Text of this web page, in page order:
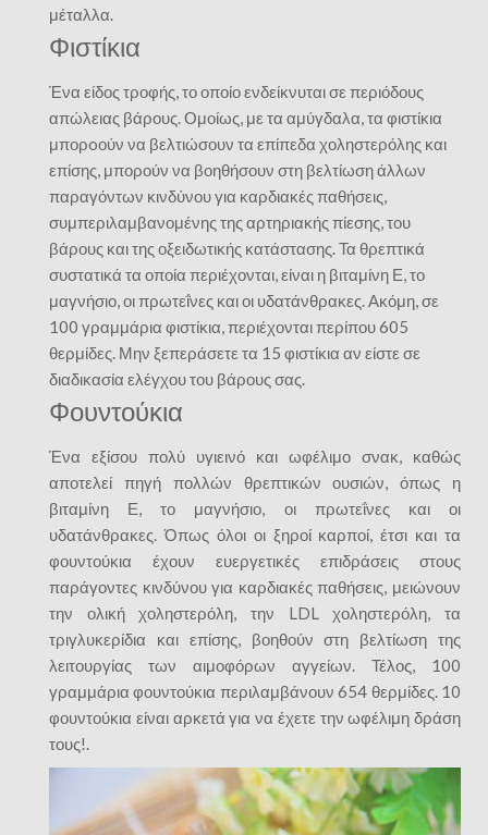
μέταλλα.
Φιστίκια
Ένα είδος τροφής, το οποίο ενδείκνυται σε περιόδους
απώλειας βάρους. Ομοίως, με τα αμύγδαλα, τα φιστίκια
μπορoούν να βελτιώσουν τα επίπεδα χοληστερόλης και
επίσης, μπορούν να βοηθήσουν στη βελτίωση άλλων
παραγόντων κινδύνου για καρδιακές παθήσεις,
συμπεριλαμβανομένης της αρτηριακής πίεσης, του
βάρους και της οξειδωτικής κατάστασης. Τα θρεπτικά
συστατικά τα οποία περιέχονται, είναι η βιταμίνη Ε, το
μαγνήσιο, οι πρωτεΐνες και οι υδατάνθρακες. Ακόμη, σε
100 γραμμάρια φιστίκια, περιέχονται περίπου 605
θερμίδες. Μην ξεπεράσετε τα 15 φιστίκια αν είστε σε
διαδικασία ελέγχου του βάρους σας.
Φουντούκια
Ένα εξίσου πολύ υγιεινό και ωφέλιμο σνακ, καθώς
αποτελεί πηγή πολλών θρεπτικών ουσιών, όπως η
βιταμίνη Ε, το μαγνήσιο, οι πρωτεΐνες και οι
υδατάνθρακες. Όπως όλοι οι ξηροί καρποί, έτσι και τα
φουντούκια έχουν ευεργετικές επιδράσεις στους
παράγοντες κινδύνου για καρδιακές παθήσεις, μειώνουν
την ολική χοληστερόλη, την LDL χοληστερόλη, τα
τριγλυκερίδια και επίσης, βοηθούν στη βελτίωση της
λειτουργίας των αιμοφόρων αγγείων. Τέλος, 100
γραμμάρια φουντούκια περιλαμβάνουν 654 θερμίδες. 10
φουντούκια είναι αρκετά για να έχετε την ωφέλιμη δράση
τους!.